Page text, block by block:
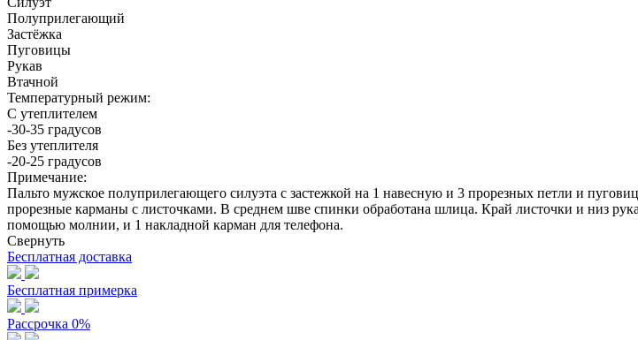
Полуприлегающий
Застёжка
Пуговицы
Рукав
Втачной
Температурный режим:
С утеплителем
-30-35 градусов
Без утеплителя
-20-25 градусов
Примечание:
Пальто мужское полуприлегающего силуэта с застежкой на 1 навесную и 3 прорезных петли и
прорезные карманы с листочками. В среднем шве спинки обработана шлица. Край листочки и низ
помощью молнии, и 1 накладной карман для телефона.
Свернуть
Бесплатная доставка
Бесплатная примерка
Рассрочка 0%